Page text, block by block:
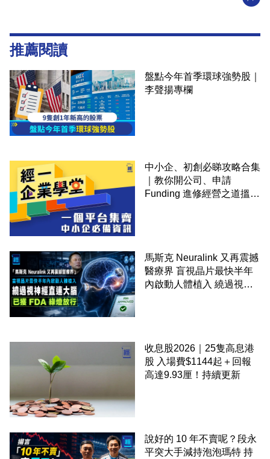
推薦閱讀
盤點今年首季環球強勢股｜
李聲揚專欄
中小企、初創必睇攻略合集
｜教你開公司、申請
Funding 進修經營之道搵大
馬斯克 Neuralink 又再震撼
醫療界 盲視晶片最快半年
內啟動人體植入 繞過視神
收息股2026｜25隻高息港
股 入場費$1144起＋回報
高達9.93厘！持續更新
說好的 10 年不賣呢？段永
平突大手減持泡泡瑪特 持